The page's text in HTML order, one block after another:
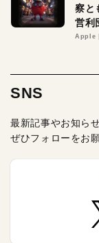
察と
営利
る理
Apple
SNS
最新記事やお知ら
ぜひフォローをお